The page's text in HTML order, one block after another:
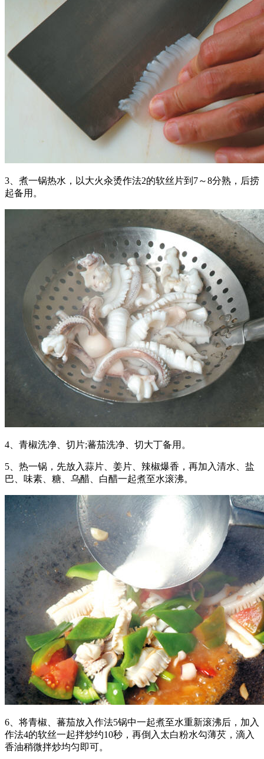
3、煮一锅热水，以大火汆烫作法2的软丝片到7～8分熟，后捞
起备用。
4、青椒洗净、切片;蕃茄洗净、切大丁备用。
5、热一锅，先放入蒜片、姜片、辣椒爆香，再加入清水、盐
巴、味素、糖、乌醋、白醋一起煮至水滚沸。
6、将青椒、蕃茄放入作法5锅中一起煮至水重新滚沸后，加入
作法4的软丝一起拌炒约10秒，再倒入太白粉水勾薄芡，滴入
香油稍微拌炒均匀即可。